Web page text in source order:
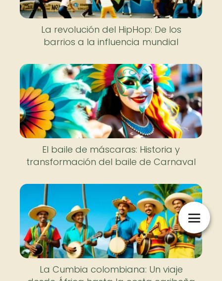
La revolución del HipHop: De los
barrios a la influencia mundial
El baile de máscaras: Historia y
transformación del baile de Carnaval
La Cumbia colombiana: Un viaje